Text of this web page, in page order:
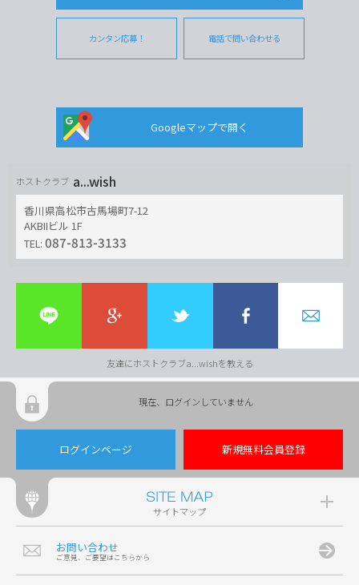
カンタン応募！ 電話で問い合わせる
Googleマップで開く
ホストクラブ a...wish
香川県高松市古馬場町7-12
AKBIIビル 1F
TEL: 087-813-3133
友達にホストクラブa...wishを教える
現在、ログインしていません
ログインページ 新規無料会員登録
サイトマップ
お問い合わせ
ご意見、ご要望はこちらから